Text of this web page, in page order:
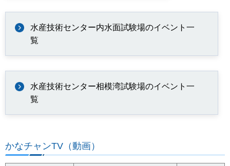
水産技術センター内水面試験場のイベント一
覧
水産技術センター相模湾試験場のイベント一
覧
かなチャンTV（動画）